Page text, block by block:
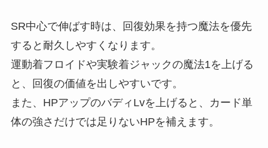
SR中心で伸ばす時は、回復効果を持つ魔法を優先
すると耐久しやすくなります。
運動着フロイドや実験着ジャックの魔法1を上げる
と、回復の価値を出しやすいです。
また、HPアップのバディLvを上げると、カード単
体の強さだけでは足りないHPを補えます。